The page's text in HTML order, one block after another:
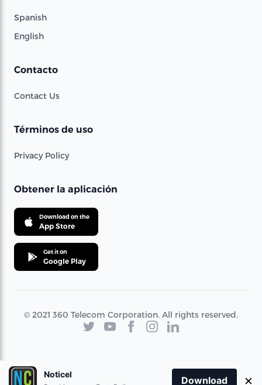
Spanish
English
Contacto
Contact Us
Términos de uso
Privacy Policy
Obtener la aplicación
Download on the
App Store
Get it on
Google Play
© 2021 360 Telecom Corporation. All rights reserved.
Noticel
Download ×